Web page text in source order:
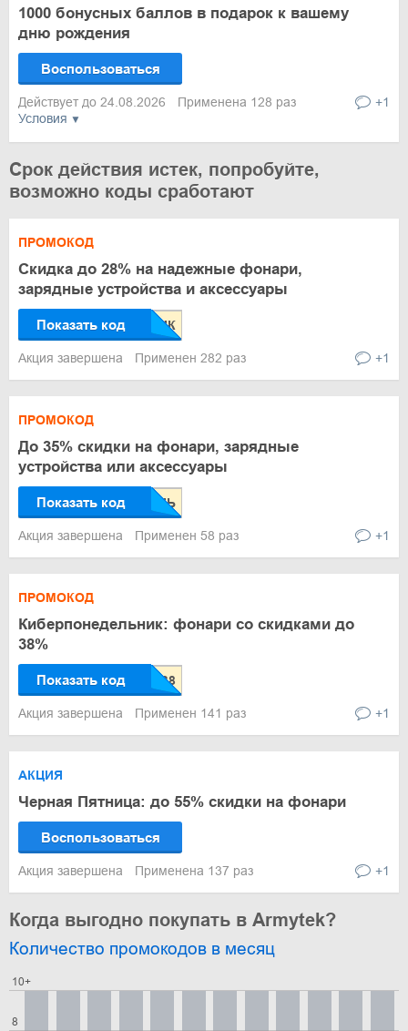
Условия
1000 бонусных баллов в подарок к вашему
дню рождения
Воспользоваться
Действует до 24.08.2026 Применена 128 раз +1
Срок действия истек, попробуйте,
возможно коды сработают
ПРОМОКОД
Скидка до 28% на надежные фонари,
зарядные устройства и аксессуары
Показать код
Акция завершена Применен 282 раз +1
ПРОМОКОД
До 35% скидки на фонари, зарядные
устройства или аксессуары
Показать код
Акция завершена Применен 58 раз +1
ПРОМОКОД
Киберпонедельник: фонари со скидками до
38%
Показать код
Акция завершена Применен 141 раз +1
АКЦИЯ
Черная Пятница: до 55% скидки на фонари
Воспользоваться
Акция завершена Применена 137 раз +1
Когда выгодно покупать в Armytek?
Количество промокодов в месяц
8
10+